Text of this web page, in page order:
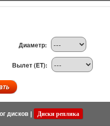
Диаметр:
Вылет (ET):
дисков Диски реплика